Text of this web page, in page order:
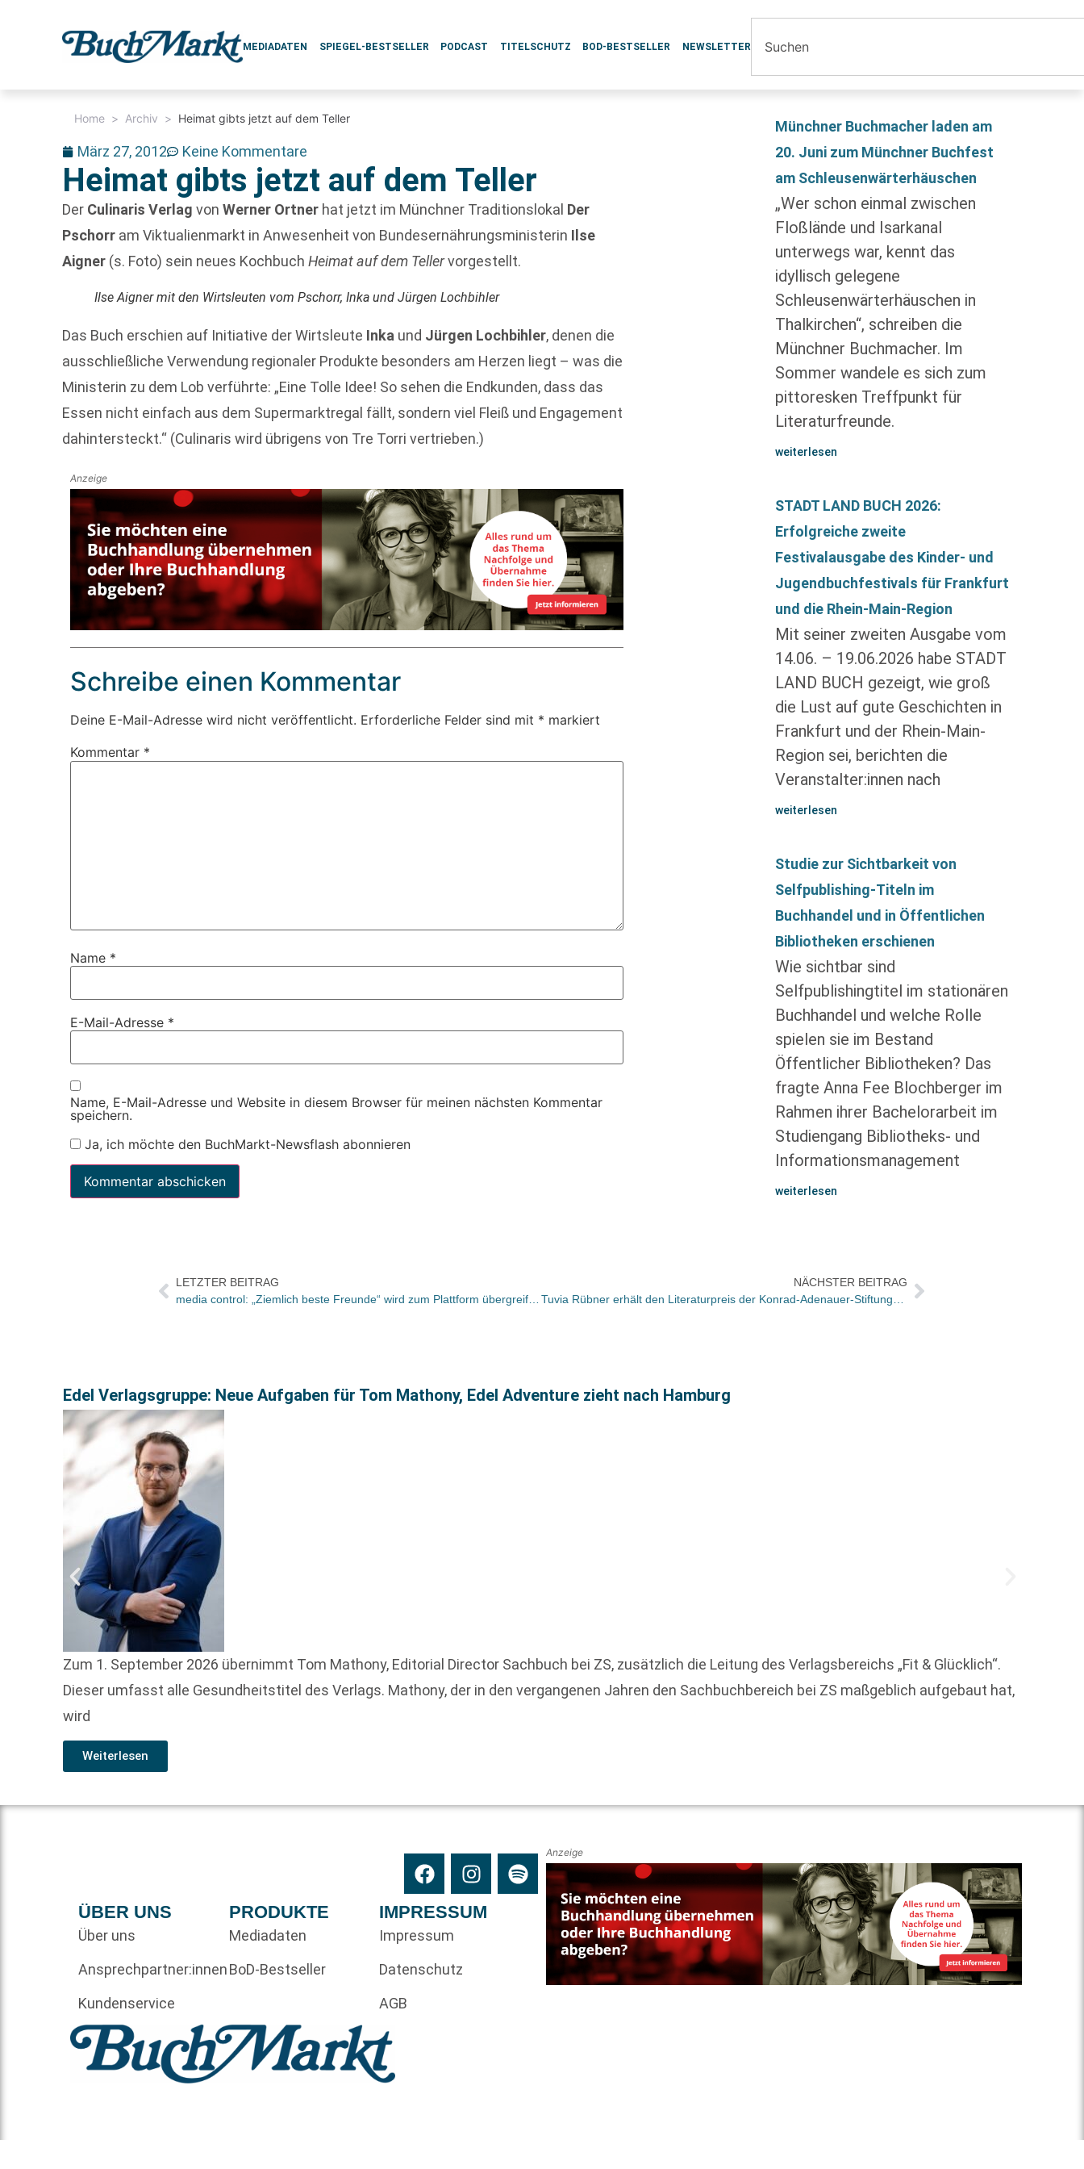
MEDIADATEN SPIEGEL-BESTSELLER PODCAST TITELSCHUTZ BOD-BESTSELLER NEWSLETTER
Home > Archiv > Heimat gibts jetzt auf dem Teller
März 27, 2012 Keine Kommentare
Heimat gibts jetzt auf dem Teller
Der Culinaris Verlag vonWerner Ortner hat jetzt im Münchner Traditionslokal Der
Pschorr am Viktualienmarkt in Anwesenheit von Bundesernährungsministerin Ilse
Aigner (s. Foto) sein neues KochbuchHeimat auf dem Tellervorgestellt.
Ilse Aigner mit den Wirtsleuten vom Pschorr, Inka und Jürgen Lochbihler
Das Buch erschien auf Initiative der Wirtsleute Inka und Jürgen Lochbihler, denen die
ausschließliche Verwendung regionaler Produkte besonders am Herzen liegt – was die
Ministerin zu dem Lob verführte: „Eine Tolle Idee! So sehen die Endkunden, dass das
Essen nicht einfach aus dem Supermarktregal fällt, sondern viel Fleiß und Engagement
dahintersteckt.“ (Culinaris wird übrigens von Tre Torri vertrieben.)
Anzeige
Schreibe einen Kommentar
Deine E-Mail-Adresse wird nicht veröffentlicht. Erforderliche Felder sind mit * markiert
Kommentar *
Name *
E-Mail-Adresse *
Name, E-Mail-Adresse und Website in diesem Browser für meinen nächsten Kommentar
speichern.
Ja, ich möchte den BuchMarkt-Newsflash abonnieren
Münchner Buchmacher laden am
20. Juni zum Münchner Buchfest
am Schleusenwärterhäuschen
„Wer schon einmal zwischen
Floßlände und Isarkanal
unterwegs war, kennt das
idyllisch gelegene
Schleusenwärterhäuschen in
Thalkirchen“, schreiben die
Münchner Buchmacher. Im
Sommer wandele es sich zum
pittoresken Treffpunkt für
Literaturfreunde.
weiterlesen
STADT LAND BUCH 2026:
Erfolgreiche zweite
Festivalausgabe des Kinder- und
Jugendbuchfestivals für Frankfurt
und die Rhein-Main-Region
Mit seiner zweiten Ausgabe vom
14.06. – 19.06.2026 habe STADT
LAND BUCH gezeigt, wie groß
die Lust auf gute Geschichten in
Frankfurt und der Rhein-Main-
Region sei, berichten die
Veranstalter:innen nach
weiterlesen
Studie zur Sichtbarkeit von
Selfpublishing-Titeln im
Buchhandel und in Öffentlichen
Bibliotheken erschienen
Wie sichtbar sind
Selfpublishingtitel im stationären
Buchhandel und welche Rolle
spielen sie im Bestand
Öffentlicher Bibliotheken? Das
fragte Anna Fee Blochberger im
Rahmen ihrer Bachelorarbeit im
Studiengang Bibliotheks- und
Informationsmanagement
weiterlesen
LETZTER BEITRAG
NÄCHSTER BEITRAG
Edel Verlagsgruppe: Neue Aufgaben für Tom Mathony, Edel Adventure zieht nach Hamburg
Zum 1. September 2026 übernimmt Tom Mathony, Editorial Director Sachbuch bei ZS, zusätzlich die Leitung des Verlagsbereichs „Fit & Glücklich“.
Dieser umfasst alle Gesundheitstitel des Verlags. Mathony, der in den vergangenen Jahren den Sachbuchbereich bei ZS maßgeblich aufgebaut hat,
wird
Weiterlesen
ÜBER UNS
Über uns
Ansprechpartner:innen
Kundenservice
PRODUKTE
Mediadaten
BoD-Bestseller
IMPRESSUM
Impressum
Datenschutz
AGB
Anzeige